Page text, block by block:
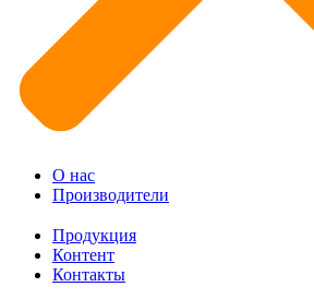
О нас
Производители
Продукция
Контент
Контакты